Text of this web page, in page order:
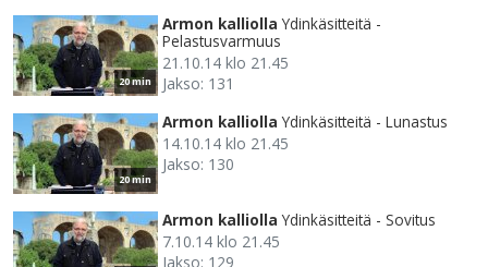
20 min
Armon kalliolla Ydinkäsitteitä -
Pelastusvarmuus
21.10.14 klo 21.45
Jakso: 131
20 min
Armon kalliolla Ydinkäsitteitä - Lunastus
14.10.14 klo 21.45
Jakso: 130
Armon kalliolla Ydinkäsitteitä - Sovitus
7.10.14 klo 21.45
Jakso: 129